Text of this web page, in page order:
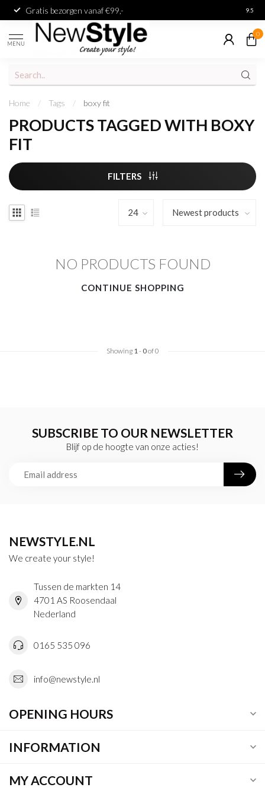
Gratis bezorgen vanaf €99,- 9.5
MENU
0
Home / Tags / boxy fit
PRODUCTS TAGGED WITH BOXY
FIT
FILTERS
NO PRODUCTS FOUND
CONTINUE SHOPPING
Showing 1- 0of 0
SUBSCRIBE TO OUR NEWSLETTER
Blijf op de hoogte van onze acties!
NEWSTYLE.NL
We create your style!
Tussen de markten 14
4701 AS Roosendaal
Nederland
0165 535 096
info@newstyle.nl
OPENING HOURS
INFORMATION
MY ACCOUNT